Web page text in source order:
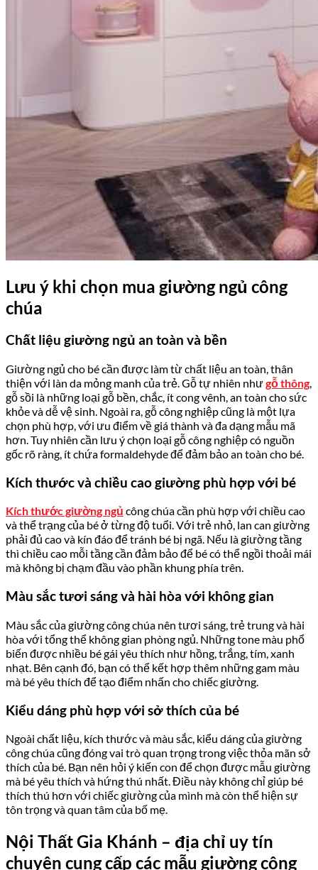
Lưu ý khi chọn mua giường ngủ công
chúa
Chất liệu giường ngủ an toàn và bền
Giường ngủ cho bé cần được làm từ chất liệu an toàn, thân
thiện với làn da mỏng manh của trẻ. Gỗ tự nhiên nhưgỗ thông,
gỗ sồi là những loại gỗ bền, chắc, ít cong vênh, an toàn cho sức
khỏe và dễ vệ sinh. Ngoài ra, gỗ công nghiệp cũng là một lựa
chọn phù hợp, với ưu điểm về giá thành và đa dạng mẫu mã
hơn. Tuy nhiên cần lưu ý chọn loại gỗ công nghiệp có nguồn
gốc rõ ràng, ít chứa formaldehyde để đảm bảo an toàn cho bé.
Kích thước và chiều cao giường phù hợp với bé
Kích thước giường ngủ công chúa cần phù hợp với chiều cao
và thể trạng của bé ở từng độ tuổi. Với trẻ nhỏ, lan can giường
phải đủ cao và kín đáo để tránh bé bị ngã. Nếu là giường tầng
thì chiều cao mỗi tầng cần đảm bảo để bé có thể ngồi thoải mái
mà không bị chạm đầu vào phần khung phía trên.
Màu sắc tươi sáng và hài hòa với không gian
Màu sắc của giường công chúa nên tươi sáng, trẻ trung và hài
hòa với tổng thể không gian phòng ngủ. Những tone màu phổ
biến được nhiều bé gái yêu thích như hồng, trắng, tím, xanh
nhạt. Bên cạnh đó, bạn có thể kết hợp thêm những gam màu
mà bé yêu thích để tạo điểm nhấn cho chiếc giường.
Kiểu dáng phù hợp với sở thích của bé
Ngoài chất liệu, kích thước và màu sắc, kiểu dáng của giường
công chúa cũng đóng vai trò quan trọng trong việc thỏa mãn sở
thích của bé. Bạn nên hỏi ý kiến con để chọn được mẫu giường
mà bé yêu thích và hứng thú nhất. Điều này không chỉ giúp bé
thích thú hơn với chiếc giường của mình mà còn thể hiện sự
tôn trọng và quan tâm của bố mẹ.
Nội Thất Gia Khánh – địa chỉ uy tín
chuyên cung cấp các mẫu giường công